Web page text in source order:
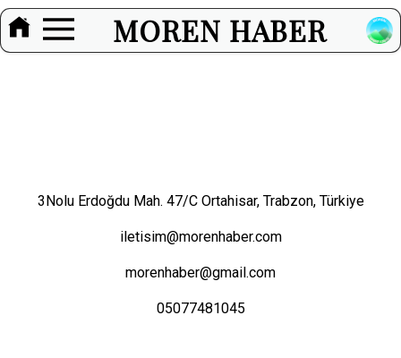
MOREN HABER
3Nolu Erdoğdu Mah. 47/C Ortahisar, Trabzon, Türkiye
iletisim@morenhaber.com
morenhaber@gmail.com
05077481045